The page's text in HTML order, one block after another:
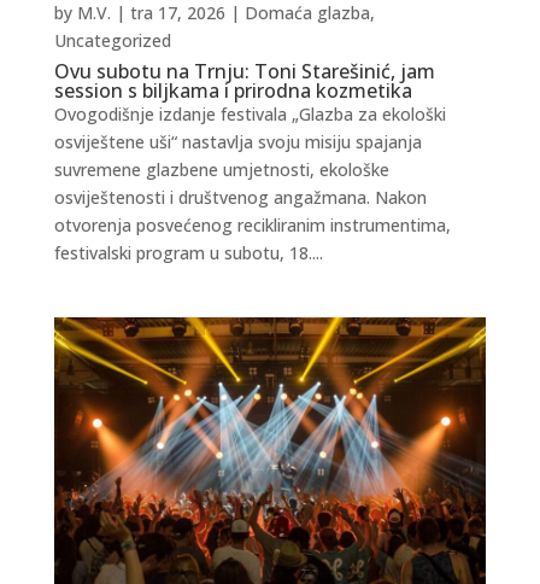
Ovu subotu na Trnju: Toni Starešinić, jam
session s biljkama i prirodna kozmetika
by M.V. | tra 17, 2026 | Domaća glazba,
Uncategorized
Ovogodišnje izdanje festivala „Glazba za ekološki
osviještene uši“ nastavlja svoju misiju spajanja
suvremene glazbene umjetnosti, ekološke
osviještenosti i društvenog angažmana. Nakon
otvorenja posvećenog recikliranim instrumentima,
festivalski program u subotu, 18....